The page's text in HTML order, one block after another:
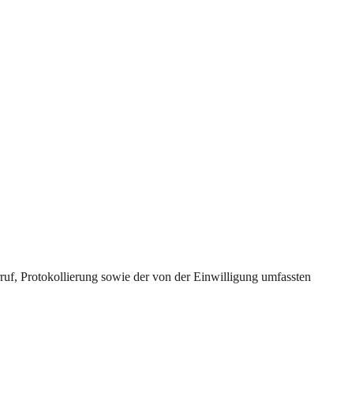
Protokollierung sowie der von der Einwilligung umfassten